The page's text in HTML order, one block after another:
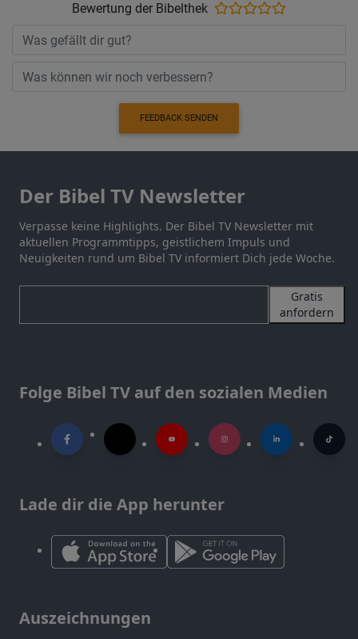
Bewertung der Bibelthek
FEEDBACK SENDEN
Der Bibel TV Newsletter
Verpasse keine Highlights. Der Bibel TV Newsletter mit
aktuellen Programmtipps, geistlichem Impuls und
Neuigkeiten rund um Bibel TV informiert Dich jede Woche.
Gratis
anfordern
Folge Bibel TV auf den sozialen Medien
Lade dir die App herunter
Auszeichnungen